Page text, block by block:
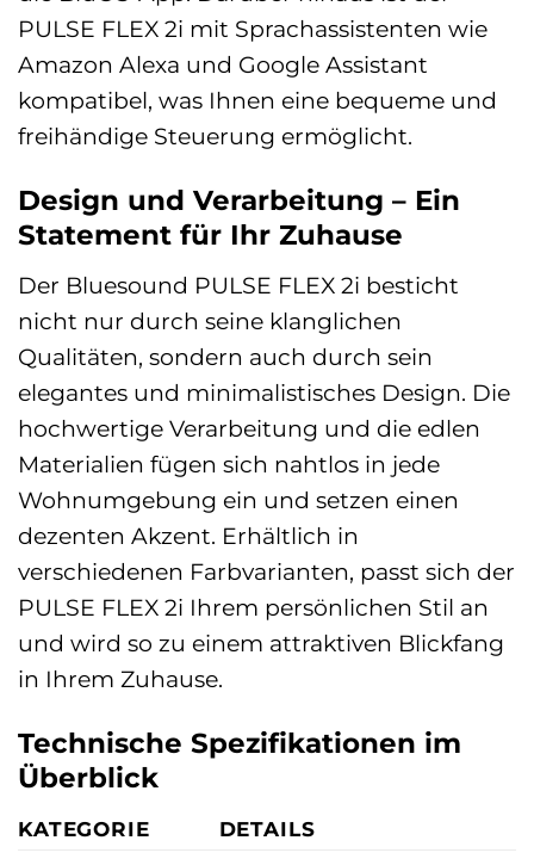
PULSE FLEX 2i mit Sprachassistenten wie
Amazon Alexa und Google Assistant
kompatibel, was Ihnen eine bequeme und
freihändige Steuerung ermöglicht.
Design und Verarbeitung – Ein
Statement für Ihr Zuhause
Der Bluesound PULSE FLEX 2i besticht
nicht nur durch seine klanglichen
Qualitäten, sondern auch durch sein
elegantes und minimalistisches Design. Die
hochwertige Verarbeitung und die edlen
Materialien fügen sich nahtlos in jede
Wohnumgebung ein und setzen einen
dezenten Akzent. Erhältlich in
verschiedenen Farbvarianten, passt sich der
PULSE FLEX 2i Ihrem persönlichen Stil an
und wird so zu einem attraktiven Blickfang
in Ihrem Zuhause.
Technische Spezifikationen im
Überblick
KATEGORIE DETAILS